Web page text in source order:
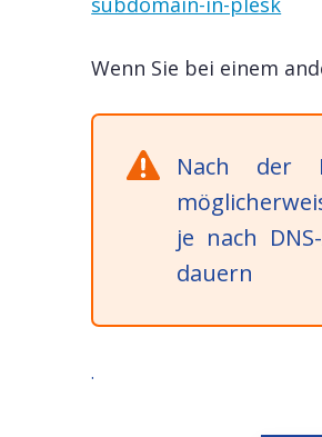
Wenn Sie bei einem
Nach der
je nach
dauern
.